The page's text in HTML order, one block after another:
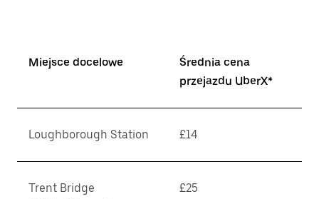
Miejsce docelowe
Średnia cena
przejazdu UberX*
Loughborough Station £14
Trent Bridge
£25